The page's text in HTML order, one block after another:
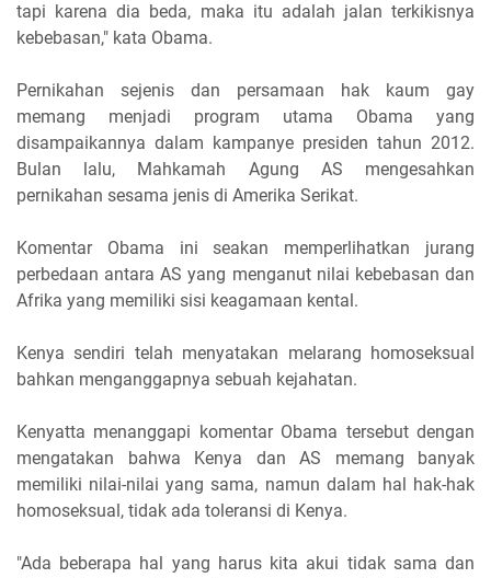
tapi karena dia beda, maka itu adalah jalan terkikisnya
kebebasan," kata Obama.
Pernikahan sejenis dan persamaan hak kaum gay
memang menjadi program utama Obama yang
disampaikannya dalam kampanye presiden tahun 2012.
Bulan lalu, Mahkamah Agung AS mengesahkan
pernikahan sesama jenis di Amerika Serikat.
Komentar Obama ini seakan memperlihatkan jurang
perbedaan antara AS yang menganut nilai kebebasan dan
Afrika yang memiliki sisi keagamaan kental.
Kenya sendiri telah menyatakan melarang homoseksual
bahkan menganggapnya sebuah kejahatan.
Kenyatta menanggapi komentar Obama tersebut dengan
mengatakan bahwa Kenya dan AS memang banyak
memiliki nilai-nilai yang sama, namun dalam hal hak-hak
homoseksual, tidak ada toleransi di Kenya.
"Ada beberapa hal yang harus kita akui tidak sama dan